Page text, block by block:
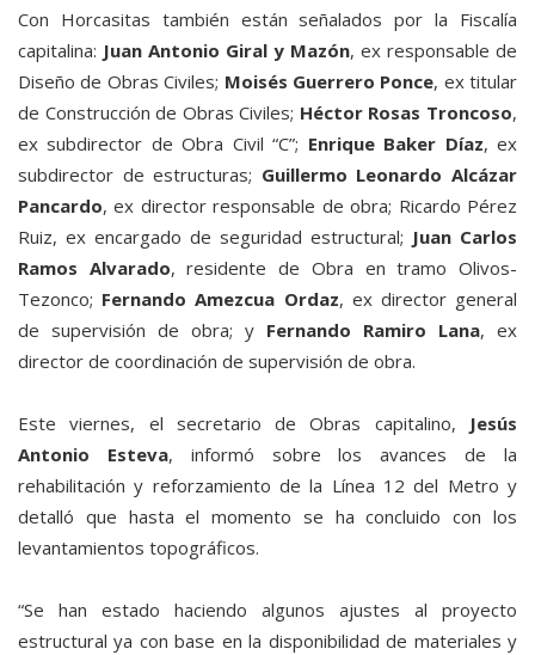
Con Horcasitas también están señalados por la Fiscalía
capitalina: Juan Antonio Giral y Mazón, ex responsable de
Diseño de Obras Civiles; Moisés Guerrero Ponce, ex titular
de Construcción de Obras Civiles; Héctor Rosas Troncoso,
ex subdirector de Obra Civil “C”; Enrique Baker Díaz, ex
subdirector de estructuras; Guillermo Leonardo Alcázar
Pancardo, ex director responsable de obra; Ricardo Pérez
Ruiz, ex encargado de seguridad estructural; Juan Carlos
Ramos Alvarado, residente de Obra en tramo Olivos-
Tezonco; Fernando Amezcua Ordaz, ex director general
de supervisión de obra; y Fernando Ramiro Lana, ex
director de coordinación de supervisión de obra.
Este viernes, el secretario de Obras capitalino, Jesús
Antonio Esteva, informó sobre los avances de la
rehabilitación y reforzamiento de la Línea 12 del Metro y
detalló que hasta el momento se ha concluido con los
levantamientos topográficos.
“Se han estado haciendo algunos ajustes al proyecto
estructural ya con base en la disponibilidad de materiales y